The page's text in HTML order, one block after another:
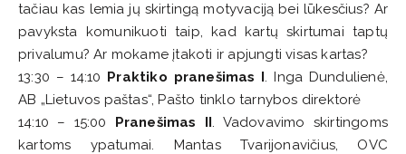
tačiau kas lemia jų skirtingą motyvaciją bei lūkesčius? Ar
pavyksta komunikuoti taip, kad kartų skirtumai taptų
privalumu? Ar mokame įtakoti ir apjungti visas kartas?
13:30 – 14:10 Praktiko pranešimas I. Inga Dundulienė,
AB „Lietuvos paštas“, Pašto tinklo tarnybos direktorė
14:10 – 15:00 Pranešimas II. Vadovavimo skirtingoms
kartoms ypatumai. Mantas Tvarijonavičius, OVC